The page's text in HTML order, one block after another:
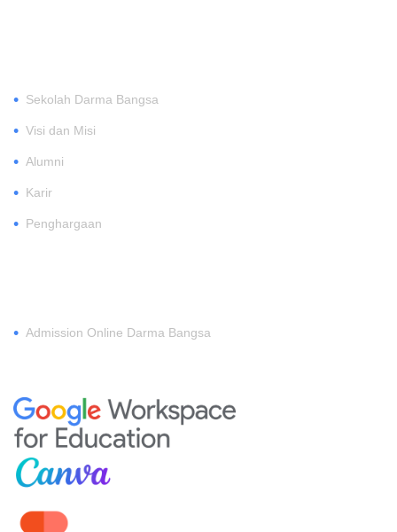
• Sekolah Darma Bangsa
• Visi dan Misi
• Alumni
• Karir
• Penghargaan
• Admission Online Darma Bangsa